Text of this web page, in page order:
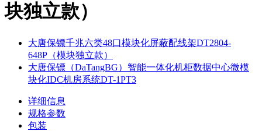
块独立款）
大唐保镖千兆六类48口模块化屏蔽配线架DT2804-
648P（模块独立款）
大唐保镖（DaTangBG）智能一体化机柜数据中心微模
块化IDC机房系统DT-1PT3
详细信息
规格参数
包装